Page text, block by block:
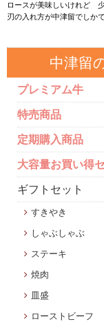
ロースが美味しいけれど
刃の入れ方が中津留でしか
中津留
プレミアム牛
特売商品
定期購入商品
大容量お買い得
ギフトセット
すきやき
しゃぶしゃぶ
ステーキ
焼肉
皿盛
ローストビーフ